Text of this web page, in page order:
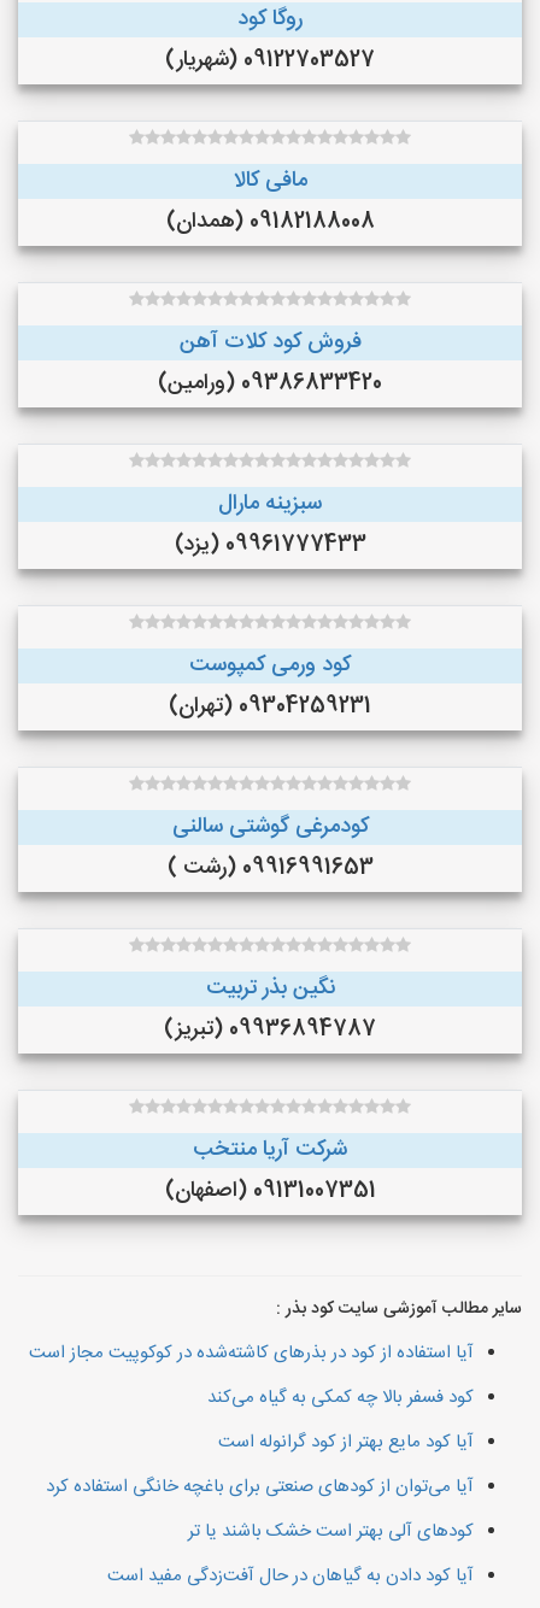
روگا کود
09122703527 (شهریار)
مافی کالا
09182188008 (همدان)
فروش کود کلات آهن
09386833420 (ورامین)
سبزینه مارال
09961777433 (یزد)
کود ورمی کمپوست
09304259231 (تهران)
کودمرغی گوشتی سالنی
09916991653 (رشت )
نگین بذر تربیت
09936894787 (تبریز)
شرکت آریا منتخب
09131007351 (اصفهان)
سایر مطالب آموزشی سایت کود بذر :
آیا استفاده از کود در بذرهای کاشته‌شده در کوکوپیت مجاز است
کود فسفر بالا چه کمکی به گیاه می‌کند
آیا کود مایع بهتر از کود گرانوله است
آیا می‌توان از کودهای صنعتی برای باغچه خانگی استفاده کرد
کودهای آلی بهتر است خشک باشند یا تر
آیا کود دادن به گیاهان در حال آفت‌زدگی مفید است